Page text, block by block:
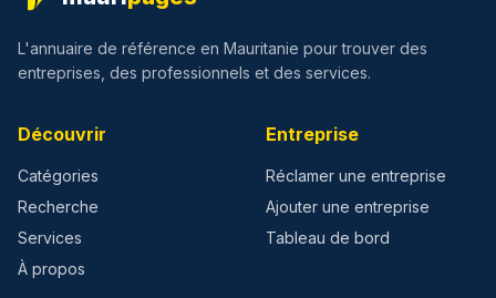
L'annuaire de référence en Mauritanie pour trouver des
entreprises, des professionnels et des services.
Découvrir
Catégories
Recherche
Services
À propos
Entreprise
Réclamer une entreprise
Ajouter une entreprise
Tableau de bord